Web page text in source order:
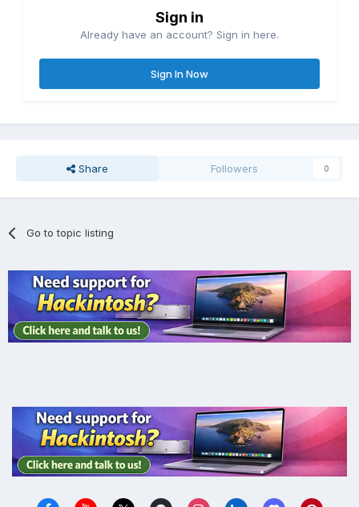
Sign in
Already have an account? Sign in here.
Sign In Now
Share Followers 0
Go to topic listing